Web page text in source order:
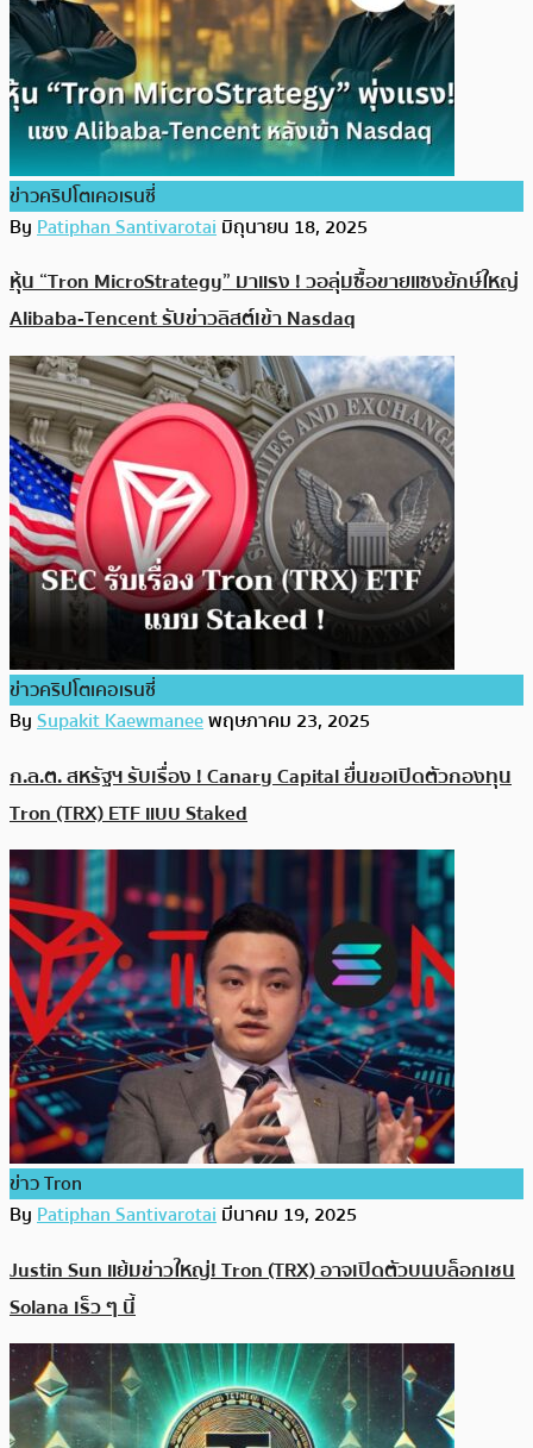
ข่าวคริปโตเคอเรนซี่
ByPatiphan Santivarotaiมิถุนายน 18, 2025
หุ้น “Tron MicroStrategy” มาแรง ! วอลุ่มซื้อขายแซงยักษ์ใหญ่
Alibaba‑Tencent รับข่าวลิสต์เข้า Nasdaq
ข่าวคริปโตเคอเรนซี่
BySupakit Kaewmaneeพฤษภาคม 23, 2025
ก.ล.ต. สหรัฐฯ รับเรื่อง ! Canary Capital ยื่นขอเปิดตัวกองทุน
Tron (TRX) ETF แบบ Staked
ข่าว Tron
ByPatiphan Santivarotaiมีนาคม 19, 2025
Justin Sun แย้มข่าวใหญ่! Tron (TRX) อาจเปิดตัวบนบล็อกเชน
Solana เร็ว ๆ นี้